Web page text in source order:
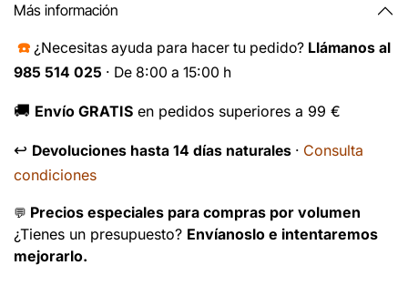
Más información
☎️ ¿Necesitas ayuda para hacer tu pedido? Llámanos al
985 514 025 · De 8:00 a 15:00 h
🚚 Envío GRATIS en pedidos superiores a 99 €
↩️ Devoluciones hasta 14 días naturales · Consulta
condiciones
💬 Precios especiales para compras por volumen
¿Tienes un presupuesto? Envíanoslo e intentaremos
mejorarlo.